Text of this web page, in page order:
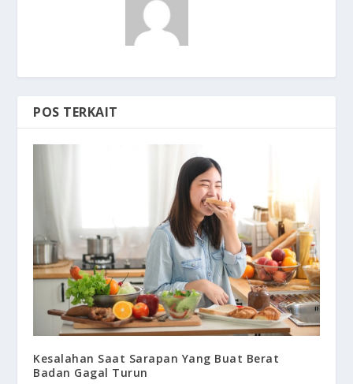
POS TERKAIT
Kesalahan Saat Sarapan Yang Buat Berat
Badan Gagal Turun